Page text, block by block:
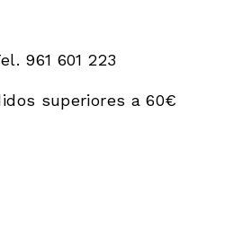
961 601 223
superiores a 60€